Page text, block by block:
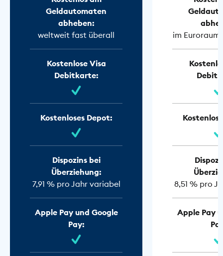
Geldautomaten
abheben:
weltweit fast überall
Kostenlose Visa
Debitkarte:
Kostenloses Depot:
Dispozins bei
Überziehung:
7,91 % pro Jahr variabel
Apple Pay und Google
Pay:
im
8,51 % pro
Apple Pay